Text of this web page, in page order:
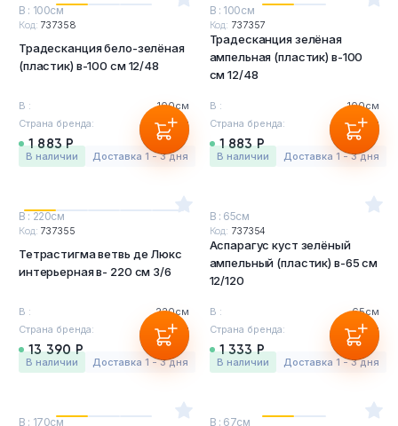
В : 100см
Код: 737358
Традесканция бело-зелёная
(пластик) в-100 см 12/48
В :
100см
Страна бренда:
Бельгия
1 883 Р
в наличии Доставка 1 - 3 дня
В : 100см
Код: 737357
Традесканция зелёная
ампельная (пластик) в-100
см 12/48
В :
100см
Страна бренда:
Бельгия
1 883 Р
в наличии Доставка 1 - 3 дня
В : 220см
Код: 737355
Тетрастигма ветвь де Люкс
интерьерная в- 220 см 3/6
В :
220см
Страна бренда:
Бельгия
13 390 Р
в наличии Доставка 1 - 3 дня
В : 65см
Код: 737354
Аспарагус куст зелёный
ампельный (пластик) в-65 см
12/120
В :
65см
Страна бренда:
Бельгия
1 333 Р
в наличии Доставка 1 - 3 дня
В : 170см В : 67см